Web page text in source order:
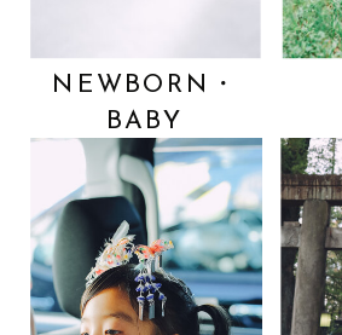
NEWBORN・
BABY